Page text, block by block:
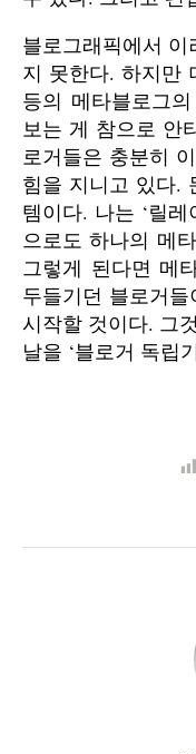
블로그래픽에서
지 못한다. 하지만
등의 메타블로그
보는 게 참으로 안
로거들은 충분히
힘을 지니고 있다.
템이다. 나는 ‘릴레
으로도 하나의 메
그렇게 된다면 메
두들기던 블로거
시작할 것이다. 그
날을 ‘블로거 독립